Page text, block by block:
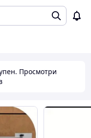
Просмотри